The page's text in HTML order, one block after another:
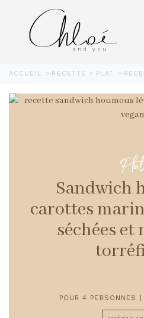
ACCUEIL RECETTE PLAT
Plat
Sandwich
carottes
séchées et
POUR 4 PERSONNES